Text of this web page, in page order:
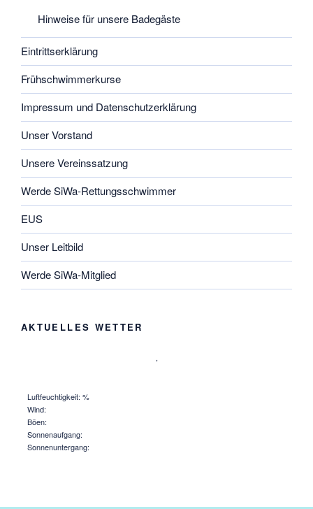
Hinweise für unsere Badegäste
Eintrittserklärung
Frühschwimmerkurse
Impressum und Datenschutzerklärung
Unser Vorstand
Unsere Vereinssatzung
Werde SiWa-Rettungsschwimmer
EUS
Unser Leitbild
Werde SiWa-Mitglied
AKTUELLES WETTER
,
Luftfeuchtigkeit: %
Wind:
Böen:
Sonnenaufgang:
Sonnenuntergang: